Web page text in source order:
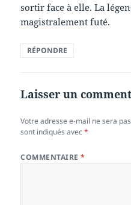
sortir face à elle. La
magistralement futé.
RÉPONDRE
Laisser un
Votre adresse e-mail ne sera
sont indiqués avec*
COMMENTAIRE*